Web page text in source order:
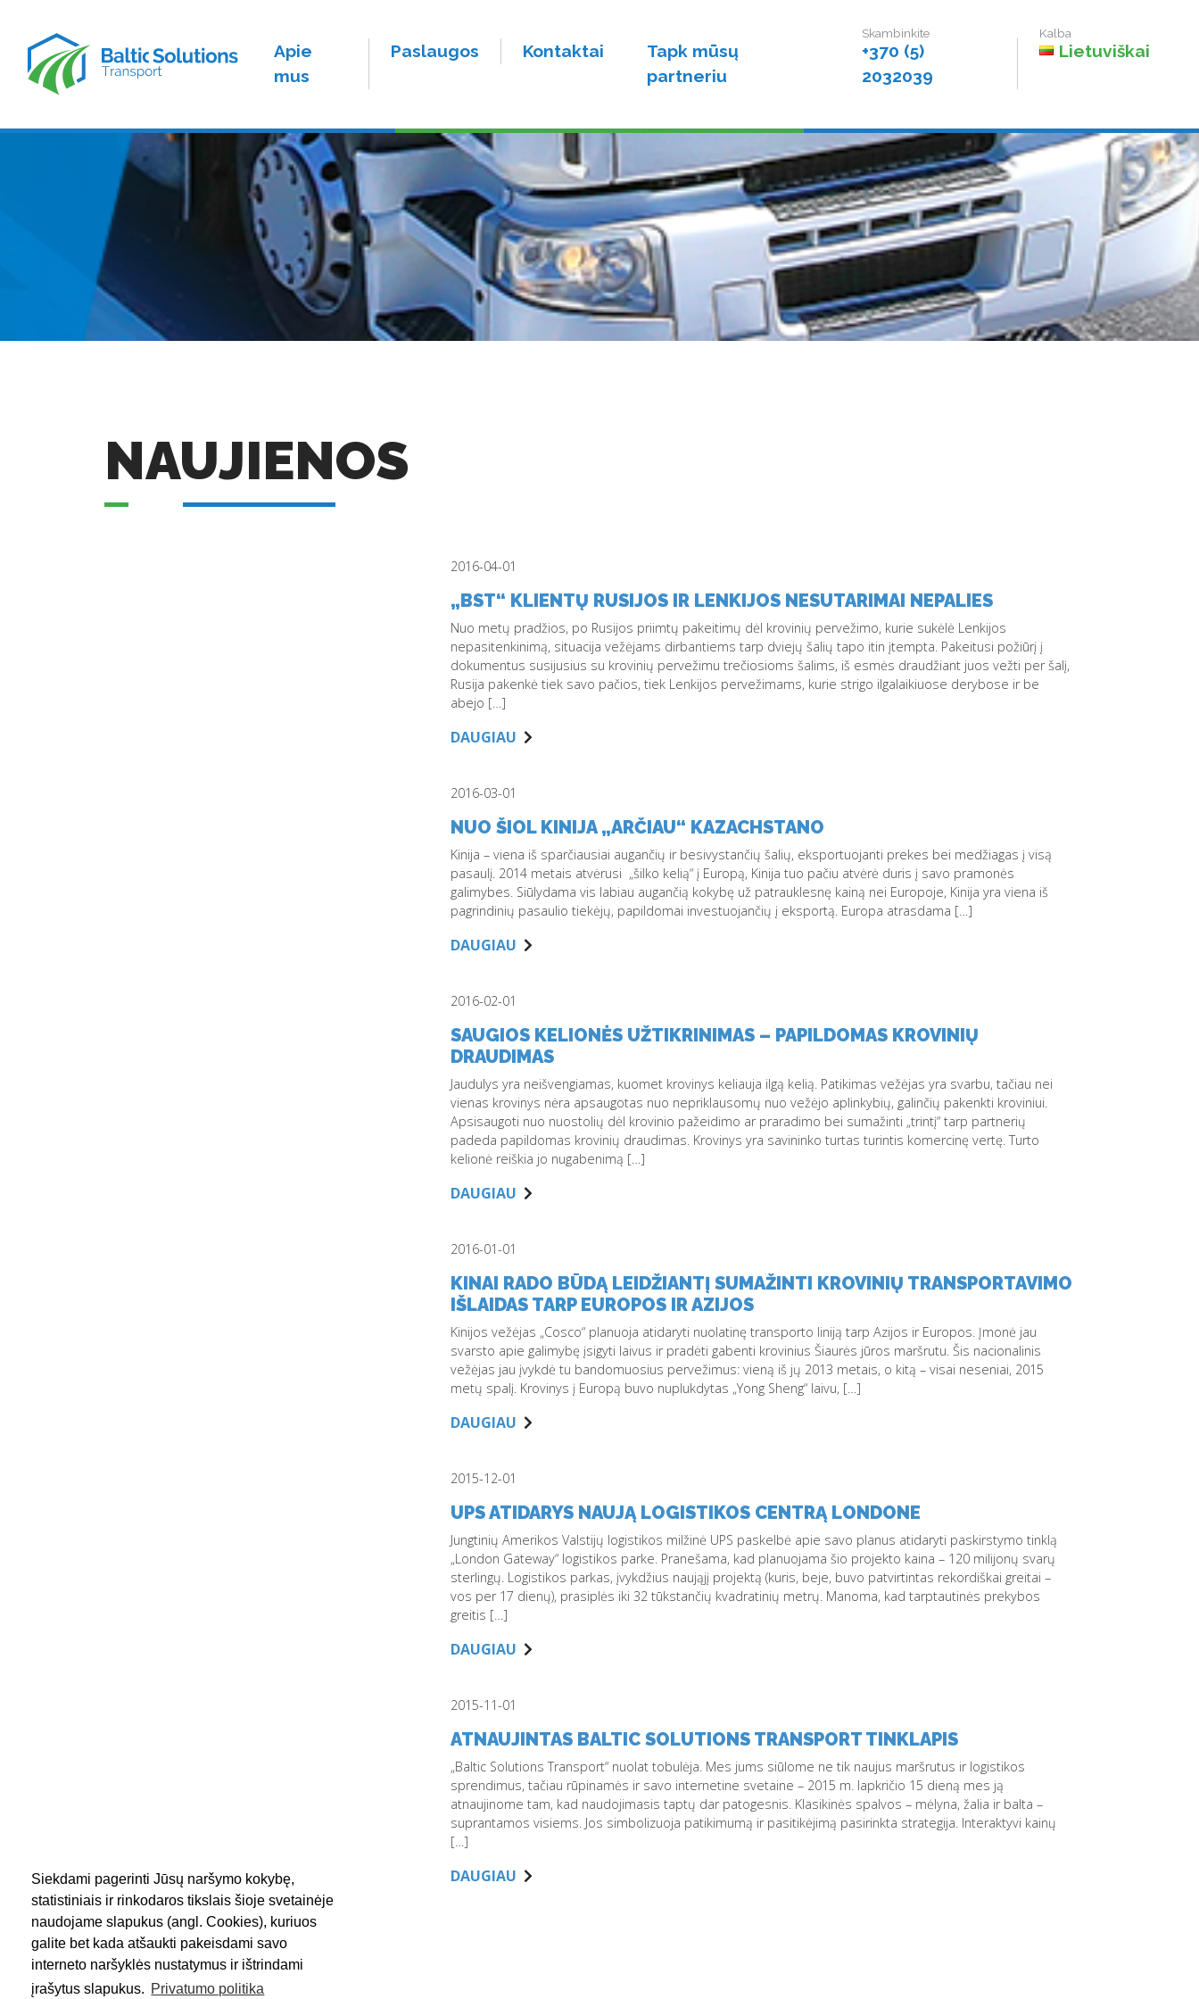
Siekdami pagerinti Jūsų naršymo kokybę,
statistiniais ir rinkodaros tikslais šioje svetainėje
naudojame slapukus (angl. Cookies), kuriuos
galite bet kada atšaukti pakeisdami savo
interneto naršyklės nustatymus ir ištrindami
įrašytus slapukus. Privatumo politika
Apie
mus
Paslaugos Kontaktai
Tapk mūsų
partneriu
+370 (5)
2032039
Lietuviškai
NAUJIENOS
2016-04-01
„BST“ KLIENTŲ RUSIJOS IR LENKIJOS NESUTARIMAI NEPALIES
Nuo metų pradžios, po Rusijos priimtų pakeitimų dėl krovinių pervežimo, kurie sukėlė Lenkijos
nepasitenkinimą, situacija vežėjams dirbantiems tarp dviejų šalių tapo itin įtempta. Pakeitusi požiūrį į
dokumentus susijusius su krovinių pervežimu trečiosioms šalims, iš esmės draudžiant juos vežti per šalį,
Rusija pakenkė tiek savo pačios, tiek Lenkijos pervežimams, kurie strigo ilgalaikiuose derybose ir be
abejo […]
DAUGIAU
2016-03-01
NUO ŠIOL KINIJA „ARČIAU“ KAZACHSTANO
Kinija – viena iš sparčiausiai augančių ir besivystančių šalių, eksportuojanti prekes bei medžiagas į visą
pasaulį. 2014 metais atvėrusi „šilko kelią“ į Europą, Kinija tuo pačiu atvėrė duris į savo pramonės
galimybes. Siūlydama vis labiau augančią kokybę už patrauklesnę kainą nei Europoje, Kinija yra viena iš
pagrindinių pasaulio tiekėjų, papildomai investuojančių į eksportą. Europa atrasdama […]
DAUGIAU
2016-02-01
SAUGIOS KELIONĖS UŽTIKRINIMAS – PAPILDOMAS KROVINIŲ
DRAUDIMAS
Jaudulys yra neišvengiamas, kuomet krovinys keliauja ilgą kelią. Patikimas vežėjas yra svarbu, tačiau nei
vienas krovinys nėra apsaugotas nuo nepriklausomų nuo vežėjo aplinkybių, galinčių pakenkti kroviniui.
Apsisaugoti nuo nuostolių dėl krovinio pažeidimo ar praradimo bei sumažinti „trintį“ tarp partnerių
padeda papildomas krovinių draudimas. Krovinys yra savininko turtas turintis komercinę vertę. Turto
kelionė reiškia jo nugabenimą […]
DAUGIAU
2016-01-01
KINAI RADO BŪDĄ LEIDŽIANTĮ SUMAŽINTI KROVINIŲ TRANSPORTAVIMO
IŠLAIDAS TARP EUROPOS IR AZIJOS
Kinijos vežėjas „Cosco“ planuoja atidaryti nuolatinę transporto liniją tarp Azijos ir Europos. Įmonė jau
svarsto apie galimybę įsigyti laivus ir pradėti gabenti krovinius Šiaurės jūros maršrutu. Šis nacionalinis
vežėjas jau įvykdė tu bandomuosius pervežimus: vieną iš jų 2013 metais, o kitą – visai neseniai, 2015
metų spalį. Krovinys į Europą buvo nuplukdytas „Yong Sheng“ laivu, […]
DAUGIAU
2015-12-01
UPS ATIDARYS NAUJĄ LOGISTIKOS CENTRĄ LONDONE
Jungtinių Amerikos Valstijų logistikos milžinė UPS paskelbė apie savo planus atidaryti paskirstymo tinklą
„London Gateway“ logistikos parke. Pranešama, kad planuojama šio projekto kaina – 120 milijonų svarų
sterlingų. Logistikos parkas, įvykdžius naująjį projektą (kuris, beje, buvo patvirtintas rekordiškai greitai –
vos per 17 dienų), prasiplės iki 32 tūkstančių kvadratinių metrų. Manoma, kad tarptautinės prekybos
greitis […]
DAUGIAU
2015-11-01
ATNAUJINTAS BALTIC SOLUTIONS TRANSPORT TINKLAPIS
„Baltic Solutions Transport“ nuolat tobulėja. Mes jums siūlome ne tik naujus maršrutus ir logistikos
sprendimus, tačiau rūpinamės ir savo internetine svetaine – 2015 m. lapkričio 15 dieną mes ją
atnaujinome tam, kad naudojimasis taptų dar patogesnis. Klasikinės spalvos – mėlyna, žalia ir balta –
suprantamos visiems. Jos simbolizuoja patikimumą ir pasitikėjimą pasirinkta strategija. Interaktyvi kainų
[…]
DAUGIAU
Vėlesnis 1 2